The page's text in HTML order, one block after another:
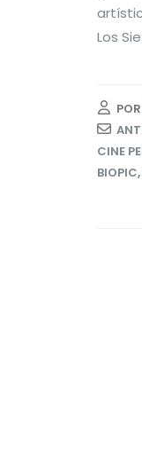
Los
POR
CINE
BIOPIC,